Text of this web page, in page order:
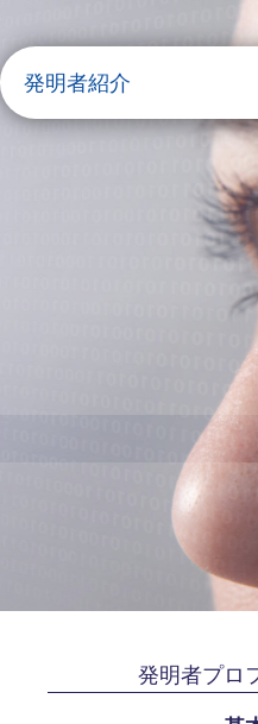
発明者紹介
発明者プロ